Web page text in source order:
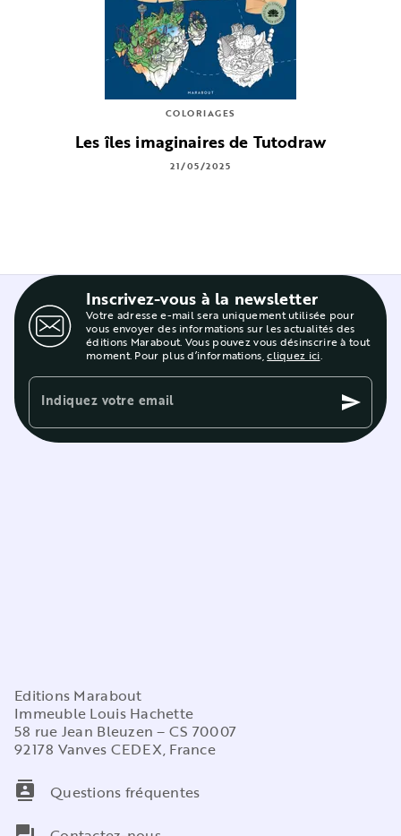
COLORIAGES
Les îles imaginaires de Tutodraw
21/05/2025
Inscrivez-vous à la newsletter
Votre adresse e-mail sera uniquement utilisée pour
vous envoyer des informations sur les actualités des
éditions Marabout. Vous pouvez vous désinscrire à tout
moment. Pour plus d’informations,cliquez ici.
Indiquez votre email send
Editions Marabout
Immeuble Louis Hachette
58 rue Jean Bleuzen – CS 70007
92178 Vanves CEDEX, France
contacts
Questions fréquentes